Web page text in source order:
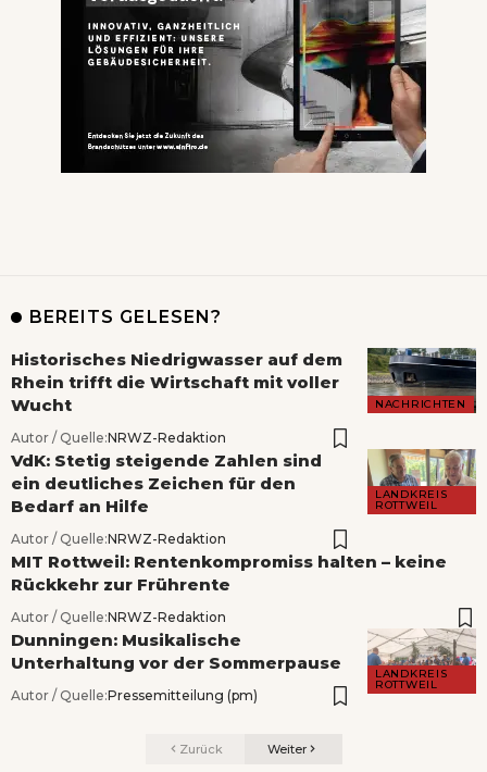
BEREITS GELESEN?
NACHRICHTEN
Historisches Niedrigwasser auf dem
Rhein trifft die Wirtschaft mit voller
Wucht
Autor / Quelle:NRWZ-Redaktion
LANDKREIS
ROTTWEIL
VdK: Stetig steigende Zahlen sind
ein deutliches Zeichen für den
Bedarf an Hilfe
Autor / Quelle:NRWZ-Redaktion
MIT Rottweil: Rentenkompromiss halten – keine
Rückkehr zur Frührente
Autor / Quelle:NRWZ-Redaktion
LANDKREIS
ROTTWEIL
Dunningen: Musikalische
Unterhaltung vor der Sommerpause
Autor / Quelle:Pressemitteilung (pm)
Zurück Weiter